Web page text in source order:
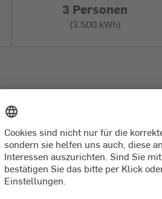
3 Personen
(3.500 kWh)